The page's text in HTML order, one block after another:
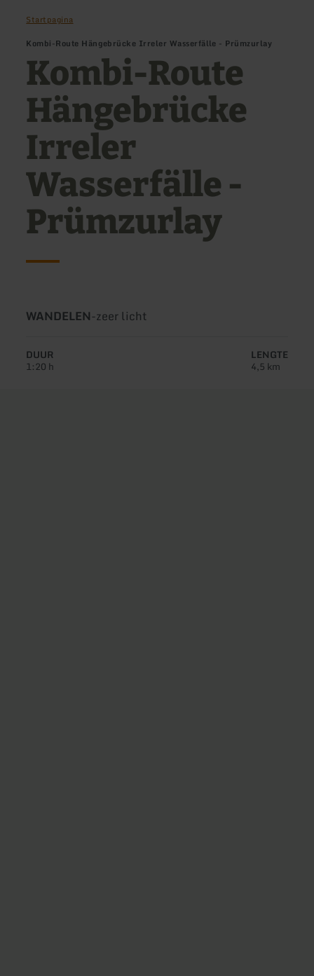
Startpagina
Kombi-Route Hängebrücke Irreler Wasserfälle - Prümzurlay
Kombi-Route
Hängebrücke
Irreler
Wasserfälle -
Prümzurlay
Soort
WANDELEN-Moeilijkheidsgraad:
zeer licht
DUUR
1:20 h
LENGTE
4,5 km